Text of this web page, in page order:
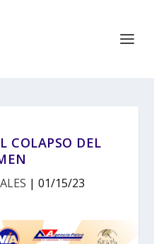
COLAPSO DEL
| 01/15/23